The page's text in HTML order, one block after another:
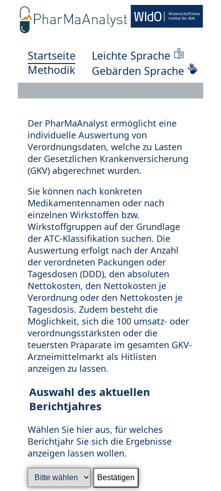
Startseite
Methodik
Leichte Sprache
Gebärden Sprache
Der PharMaAnalyst ermöglicht eine
individuelle Auswertung von
Verordnungsdaten, welche zu Lasten
der Gesetzlichen Krankenversicherung
(GKV) abgerechnet wurden.
Sie können nach konkreten
Medikamentennamen oder nach
einzelnen Wirkstoffen bzw.
Wirkstoffgruppen auf der Grundlage
der ATC-Klassifikation suchen. Die
Auswertung erfolgt nach der Anzahl
der verordneten Packungen oder
Tagesdosen (DDD), den absoluten
Nettokosten, den Nettokosten je
Verordnung oder den Nettokosten je
Tagesdosis. Zudem besteht die
Möglichkeit, sich die 100 umsatz- oder
verordnungsstärksten oder die
teuersten Präparate im gesamten GKV-
Arzneimittelmarkt als Hitlisten
anzeigen zu lassen.
Auswahl des aktuellen
Berichtjahres
Wählen Sie hier aus, für welches
Berichtjahr Sie sich die Ergebnisse
anzeigen lassen wollen.